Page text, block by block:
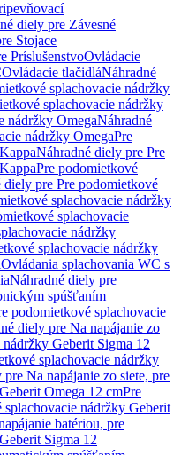
diely pre Závesné
Stojace
PríslušenstvoOvládacie
Ovládacie tlačidláNáhradné
splachovacie nádržky
splachovacie nádržky
nádržky OmegaNáhradné
nádržky OmegaPre
Náhradné diely pre Pre
Pre podomietkové
diely pre Pre podomietkové
splachovacie nádržky
splachovacie
nádržky
splachovacie nádržky
Ovládania splachovania WC s
Náhradné diely pre
spúšťaním
podomietkové splachovacie
diely pre Na napájanie zo
Geberit Sigma 12
splachovacie nádržky
Na napájanie zo siete, pre
Omega 12 cmPre
nádržky Geberit
batériou, pre
Sigma 12